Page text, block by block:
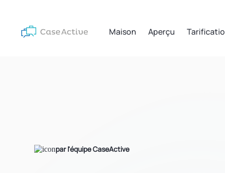
Maison Aperçu
par l'équipe CaseActive